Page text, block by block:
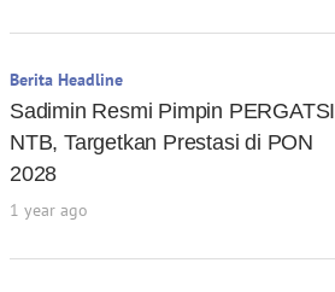
Berita Headline
Sadimin Resmi Pimpin PERGATSI
NTB, Targetkan Prestasi di PON
2028
1 year ago